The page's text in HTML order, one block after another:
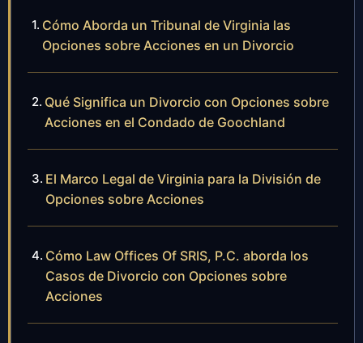
Cómo Aborda un Tribunal de Virginia las
Opciones sobre Acciones en un Divorcio
Qué Significa un Divorcio con Opciones sobre
Acciones en el Condado de Goochland
El Marco Legal de Virginia para la División de
Opciones sobre Acciones
Cómo Law Offices Of SRIS, P.C. aborda los
Casos de Divorcio con Opciones sobre
Acciones